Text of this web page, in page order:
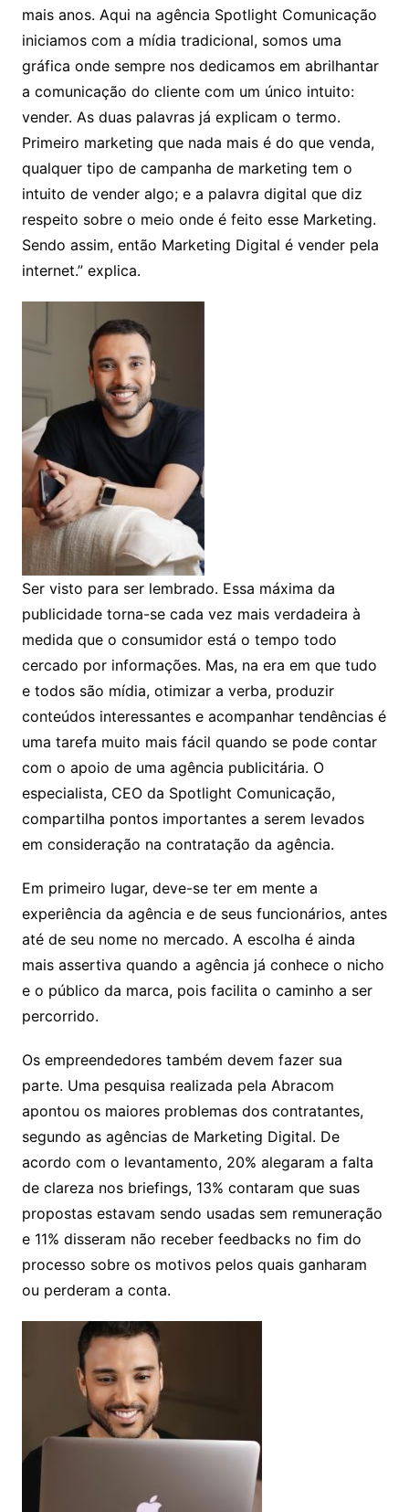
mais anos. Aqui na agência Spotlight Comunicação
iniciamos com a mídia tradicional, somos uma
gráfica onde sempre nos dedicamos em abrilhantar
a comunicação do cliente com um único intuito:
vender. As duas palavras já explicam o termo.
Primeiro marketing que nada mais é do que venda,
qualquer tipo de campanha de marketing tem o
intuito de vender algo; e a palavra digital que diz
respeito sobre o meio onde é feito esse Marketing.
Sendo assim, então Marketing Digital é vender pela
internet.” explica.
Ser visto para ser lembrado. Essa máxima da
publicidade torna-se cada vez mais verdadeira à
medida que o consumidor está o tempo todo
cercado por informações. Mas, na era em que tudo
e todos são mídia, otimizar a verba, produzir
conteúdos interessantes e acompanhar tendências é
uma tarefa muito mais fácil quando se pode contar
com o apoio de uma agência publicitária. O
especialista, CEO da Spotlight Comunicação,
compartilha pontos importantes a serem levados
em consideração na contratação da agência.
Em primeiro lugar, deve-se ter em mente a
experiência da agência e de seus funcionários, antes
até de seu nome no mercado. A escolha é ainda
mais assertiva quando a agência já conhece o nicho
e o público da marca, pois facilita o caminho a ser
percorrido.
Os empreendedores também devem fazer sua
parte. Uma pesquisa realizada pela Abracom
apontou os maiores problemas dos contratantes,
segundo as agências de Marketing Digital. De
acordo com o levantamento, 20% alegaram a falta
de clareza nos briefings, 13% contaram que suas
propostas estavam sendo usadas sem remuneração
e 11% disseram não receber feedbacks no fim do
processo sobre os motivos pelos quais ganharam
ou perderam a conta.